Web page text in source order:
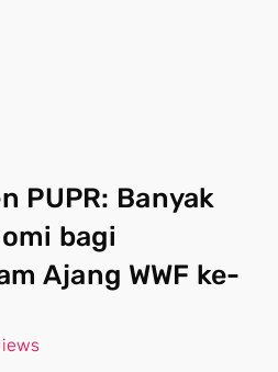
PUPR: Banyak
bagi
Ajang WWF ke-